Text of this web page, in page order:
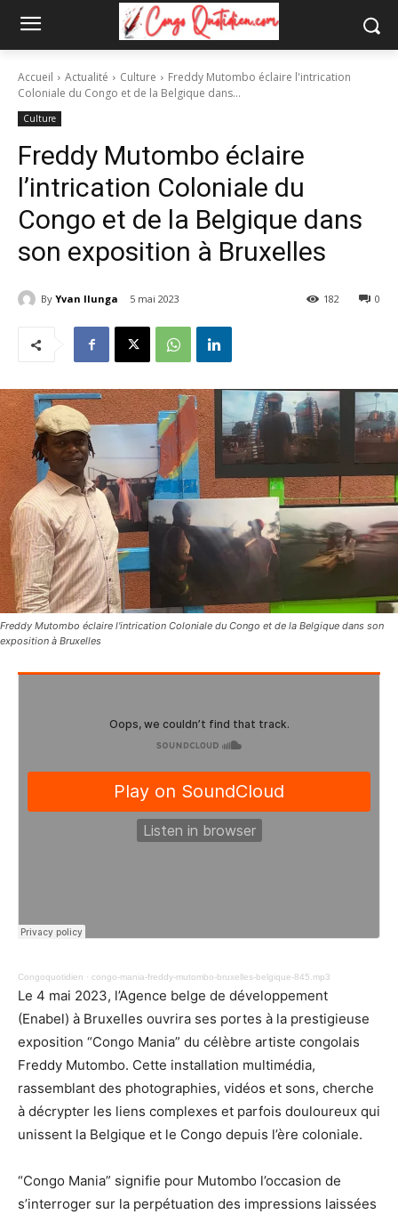
Accueil Actualité Culture
Freddy Mutombo éclaire l'intrication
Coloniale du Congo et de la Belgique dans...
Culture
Freddy Mutombo éclaire
l’intrication Coloniale du
Congo et de la Belgique dans
son exposition à Bruxelles
By Yvan Ilunga 5 mai 2023 0
182
Freddy Mutombo éclaire l'intrication Coloniale du Congo et de la Belgique dans son
exposition à Bruxelles
Congoquotidien · congo-mania-freddy-mutombo-bruxelles-belgique-845.mp3
Le 4 mai 2023, l’Agence belge de développement
(Enabel) à Bruxelles ouvrira ses portes à la prestigieuse
exposition “Congo Mania” du célèbre artiste congolais
Freddy Mutombo. Cette installation multimédia,
rassemblant des photographies, vidéos et sons, cherche
à décrypter les liens complexes et parfois douloureux qui
unissent la Belgique et le Congo depuis l’ère coloniale.
“Congo Mania” signifie pour Mutombo l’occasion de
s’interroger sur la perpétuation des impressions laissées